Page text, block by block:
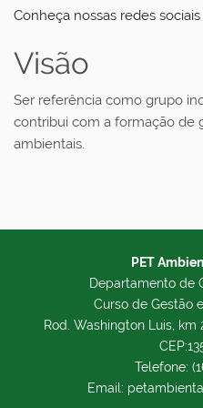
Conheça nossas redes sociais
Visão
Ser referência como grupo
contribui com a formação de
ambientais.
PET
Departamento de
Curso de Gestão
Rod. Washington Luis, km
Telefone:
Email: